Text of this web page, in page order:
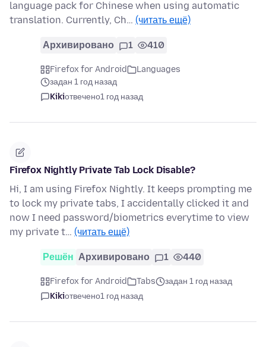
language pack for Chinese when using automatic
translation. Currently, Ch… (читать ещё)
Архивировано 1 410
Firefox for Android
Languages
задан 1 год назад
Kikiотвечено1 год назад
Firefox Nightly Private Tab Lock Disable?
Hi, I am using Firefox Nightly. It keeps prompting me
to lock my private tabs, I accidentally clicked it and
now I need password/biometrics everytime to view
my private t… (читать ещё)
Решён Архивировано 1 440
Firefox for Android Tabs
задан 1 год назад
Kikiотвечено1 год назад